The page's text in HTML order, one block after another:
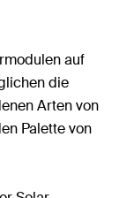
auf
die
Arten von
Palette von